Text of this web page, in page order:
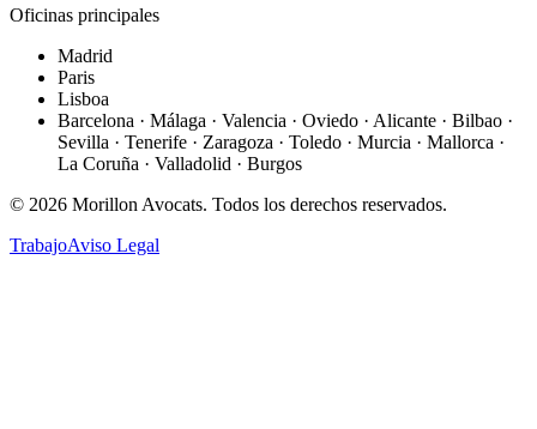
Oficinas principales
Madrid
Paris
Lisboa
Barcelona · Málaga · Valencia · Oviedo · Alicante · Bilbao ·
Sevilla · Tenerife · Zaragoza · Toledo · Murcia · Mallorca ·
La Coruña · Valladolid · Burgos
© 2026 Morillon Avocats. Todos los derechos reservados.
TrabajoAviso Legal